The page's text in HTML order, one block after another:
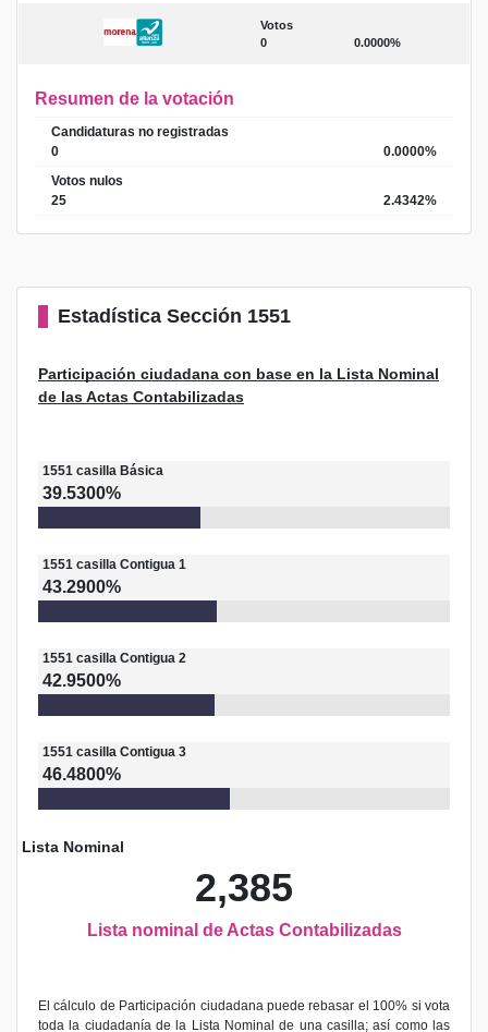
Votos
0
0.0000%
Resumen de la votación
Candidaturas no registradas
0
0.0000%
Votos nulos
25
2.4342%
Estadística Sección 1551
Participación ciudadana con base en la Lista Nominal
de las Actas Contabilizadas
1551 casilla Básica
39.5300%
1551 casilla Contigua 1
43.2900%
1551 casilla Contigua 2
42.9500%
1551 casilla Contigua 3
46.4800%
Lista Nominal
2,385
Lista nominal de Actas Contabilizadas
El cálculo de Participación ciudadana puede rebasar el 100% si vota
toda la ciudadanía de la Lista Nominal de una casilla; así como las